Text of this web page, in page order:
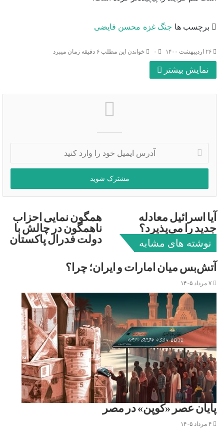
برچسب ها جنگ غزه محسن فایضی
۲۶ اردیبهشت ۱۴۰۰ ۰ خواندن این مطلب ۶ دقیقه زمان میبرد
نمایش بیشتر
ایمیل
خود
وارد
آیا اسرائیل معادله
جدید را می‌پذیرد؟
همگون نمایی احزاب
ناهمگون در چالش با
دولت فدرال پاکستان
نوشته های مشابه
آتش‌بس میان امارات و ایران؛ چرا؟
۷ مرداد ۱۴۰۵
پایان عصر «کوپن» در مصر
۴ مرداد ۱۴۰۵